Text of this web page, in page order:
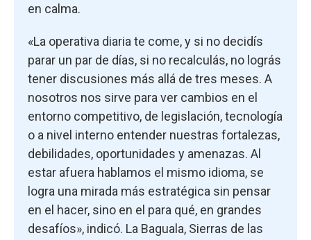
en calma.
«La operativa diaria te come, y si no decidís
parar un par de días, si no recalculás, no lográs
tener discusiones más allá de tres meses. A
nosotros nos sirve para ver cambios en el
entorno competitivo, de legislación, tecnología
o a nivel interno entender nuestras fortalezas,
debilidades, oportunidades y amenazas. Al
estar afuera hablamos el mismo idioma, se
logra una mirada más estratégica sin pensar
en el hacer, sino en el para qué, en grandes
desafíos», indicó. La Baguala, Sierras de las